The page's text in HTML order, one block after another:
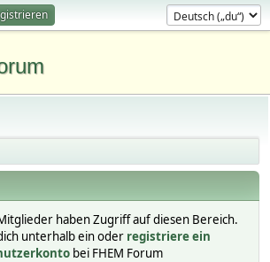
haben Zugriff auf diesen Bereich.
unterhalb ein oder registriere ein
bei FHEM Forum